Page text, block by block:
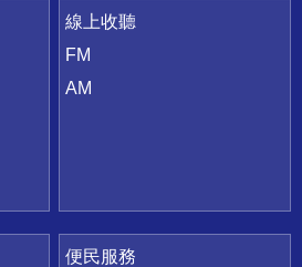
線上收聽
FM
AM
便民服務